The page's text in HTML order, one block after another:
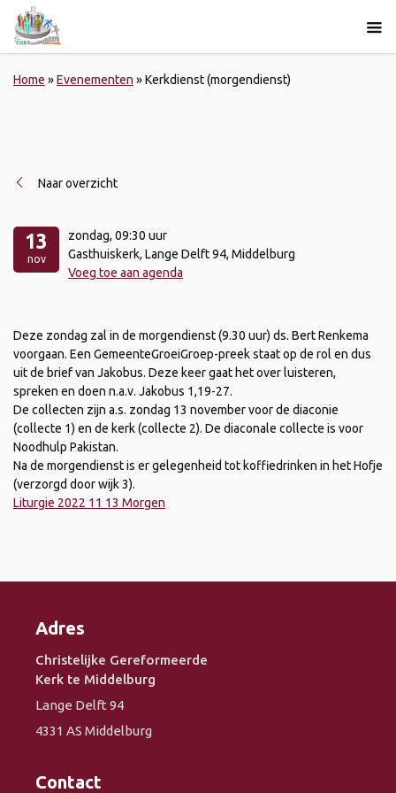
Home »Evenementen »Kerkdienst (morgendienst)
Naar overzicht
13
nov
zondag, 09:30 uur
Gasthuiskerk, Lange Delft 94, Middelburg
Voeg toe aan agenda
Deze zondag zal in de morgendienst (9.30 uur) ds. Bert Renkema
voorgaan. Een GemeenteGroeiGroep-preek staat op de rol en dus
uit de brief van Jakobus. Deze keer gaat het over luisteren,
spreken en doen n.a.v. Jakobus 1,19-27.
De collecten zijn a.s. zondag 13 november voor de diaconie
(collecte 1) en de kerk (collecte 2). De diaconale collecte is voor
Noodhulp Pakistan.
Na de morgendienst is er gelegenheid tot koffiedrinken in het Hofje
(verzorgd door wijk 3).
Liturgie 2022 11 13 Morgen
Adres
Christelijke Gereformeerde
Kerk te Middelburg
Lange Delft 94
4331 AS Middelburg
Contact